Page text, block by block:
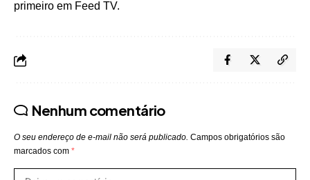
primeiro em Feed TV.
Nenhum comentário
O seu endereço de e-mail não será publicado. Campos obrigatórios são
marcados com *